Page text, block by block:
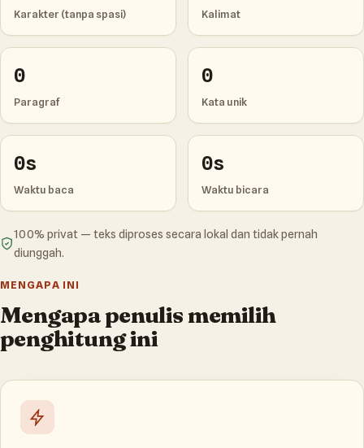
Karakter (tanpa spasi) Kalimat
0
Paragraf
0
Kata unik
0s
Waktu baca
0s
Waktu bicara
100% privat — teks diproses secara lokal dan tidak pernah
diunggah.
MENGAPA INI
Mengapa penulis memilih
penghitung ini